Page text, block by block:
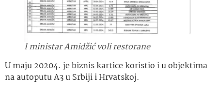
I ministar Amidžić voli restorane
U maju 20204. je biznis kartice koristio i u objektima
na autoputu A3 u Srbiji i Hrvatskoj.